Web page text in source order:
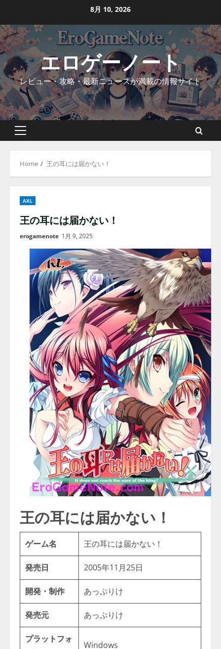
content
8月 10, 2026
エロゲーノート
レビュー・攻略・最新ニュースが満載の情報サイト
Primary
Home 王の耳には届かない！
AXL
王の耳には届かない！
erogamenote 1月 9, 2025
王の耳には届かない！
ゲーム名 王の耳には届かない！
発売日 2005年11月25日
開発・制作 あっぷりけ
発売元 あっぷりけ
プラットフォ
Windows